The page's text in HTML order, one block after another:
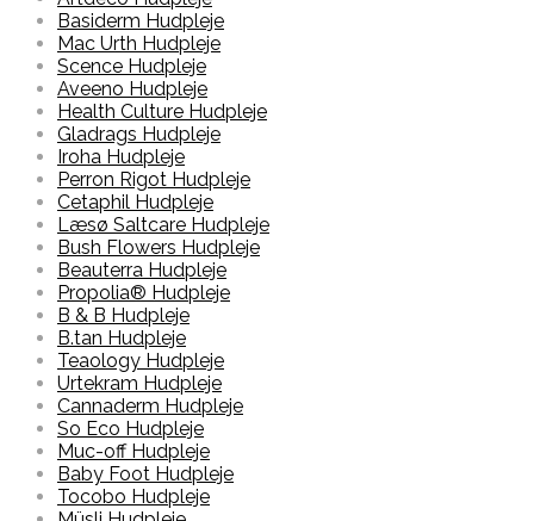
Basiderm Hudpleje
Mac Urth Hudpleje
Scence Hudpleje
Aveeno Hudpleje
Health Culture Hudpleje
Gladrags Hudpleje
Iroha Hudpleje
Perron Rigot Hudpleje
Cetaphil Hudpleje
Læsø Saltcare Hudpleje
Bush Flowers Hudpleje
Beauterra Hudpleje
Propolia® Hudpleje
B & B Hudpleje
B.tan Hudpleje
Teaology Hudpleje
Urtekram Hudpleje
Cannaderm Hudpleje
So Eco Hudpleje
Muc-off Hudpleje
Baby Foot Hudpleje
Tocobo Hudpleje